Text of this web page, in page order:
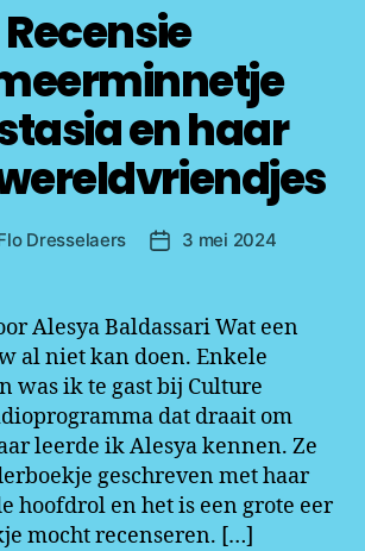
Recensie
en haar
Dresselaers Berichtdatum
3 mei 2024
Alesya Baldassari Wat een
al niet kan doen. Enkele
was ik te gast bij Culture
dat draait om
leerde ik Alesya kennen. Ze
geschreven met haar
hoofdrol en het is een grote eer
mocht recenseren. […]